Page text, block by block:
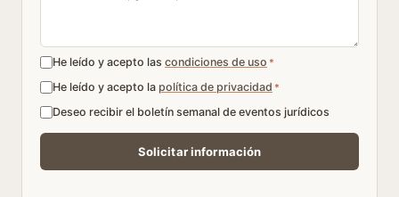
He leído y acepto las condiciones de uso *
He leído y acepto la política de privacidad *
Deseo recibir el boletín semanal de eventos jurídicos